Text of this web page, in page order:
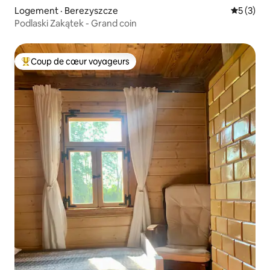
Logement · Berezyszcze Note
5 (3)
Podlaski Zakątek - Grand coin
Coup de cœur voyageurs parmi les plus aimés
Coup de cœur voyageurs